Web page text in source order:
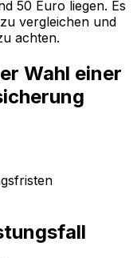
50 Euro liegen. Es
vergleichen und
achten.
Wahl einer